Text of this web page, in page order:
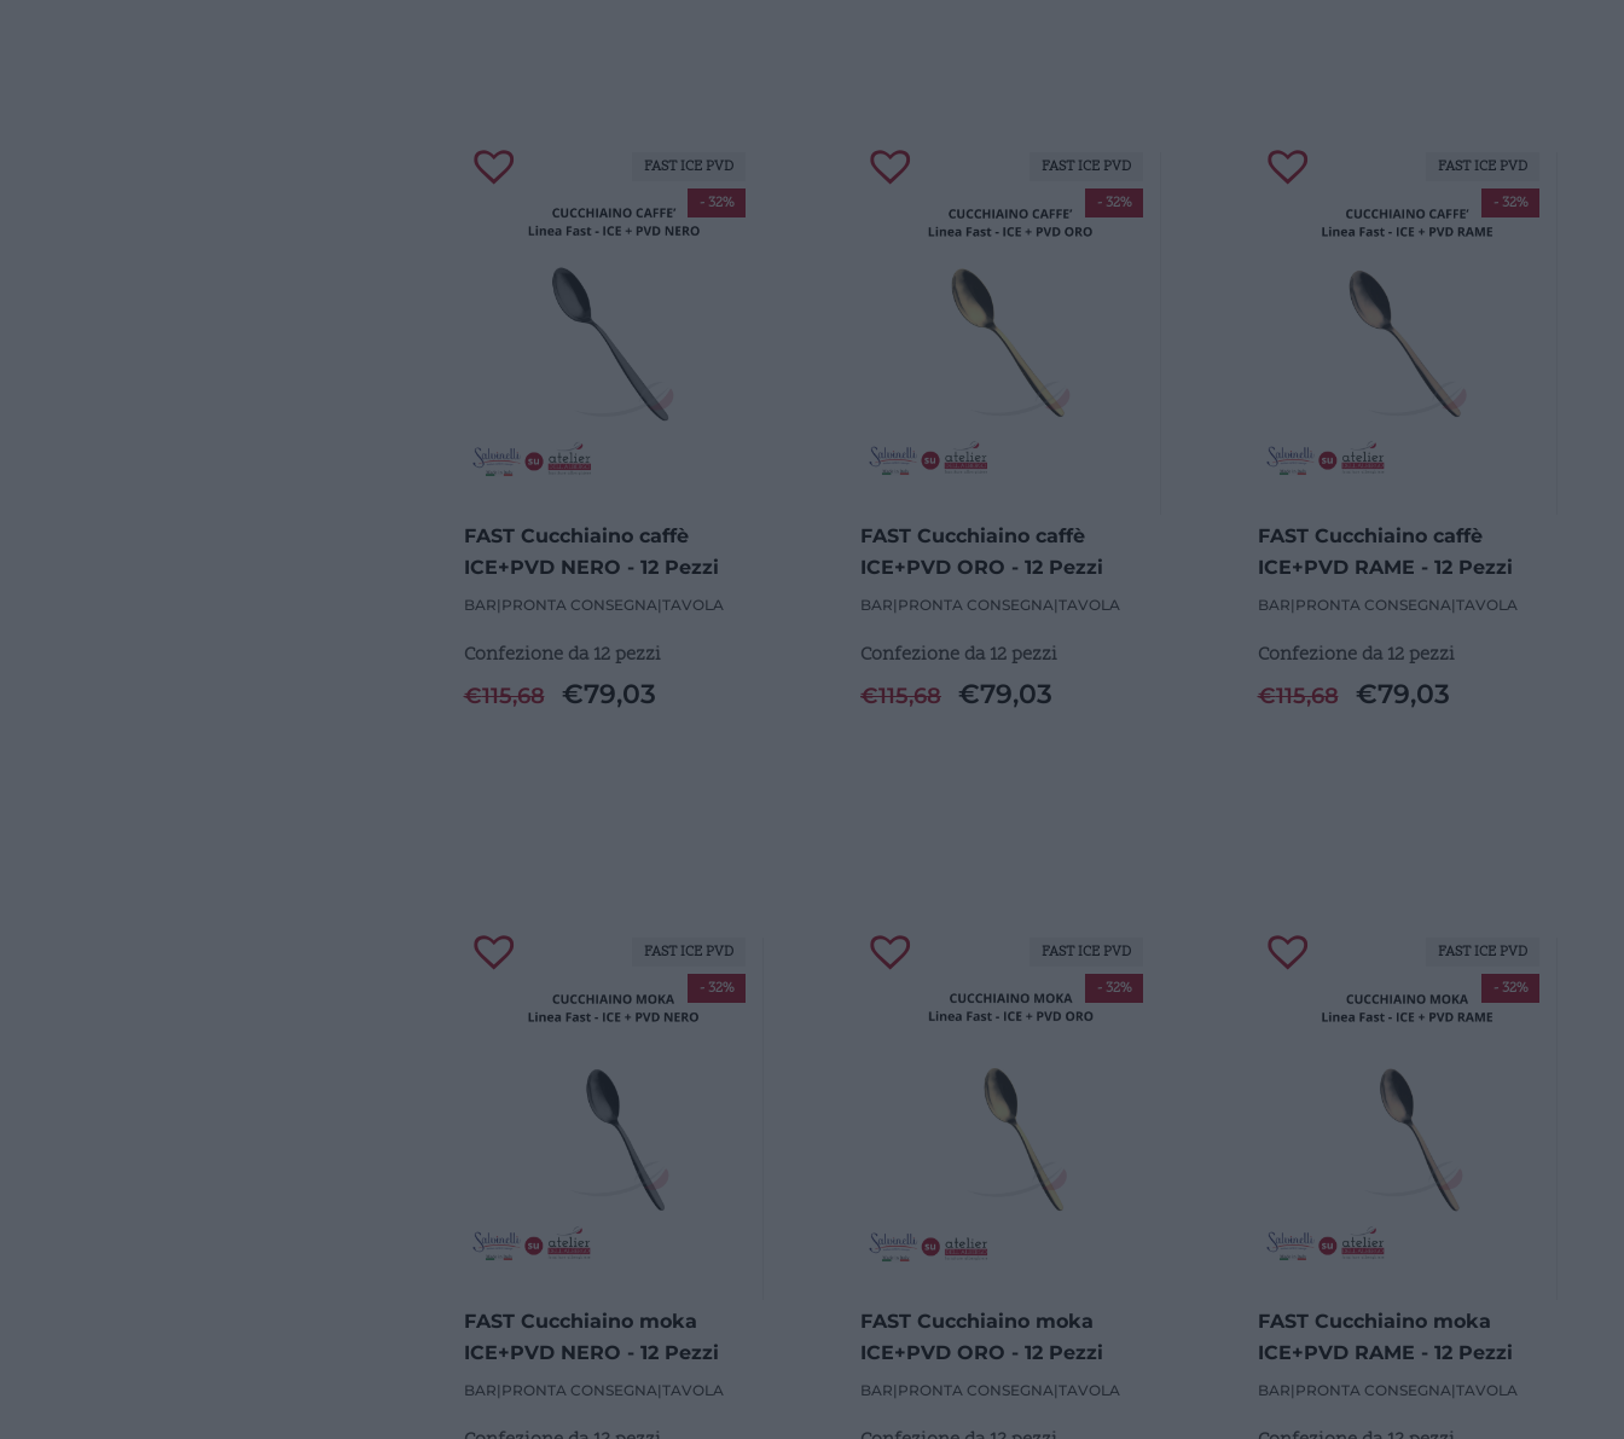
FAST Cucchiaino caffè
ICE+PVD NERO - 12 Pezzi
BAR| PRONTA CONSEGNA|TAVOLA
Confezione da 12 pezzi
€115,68 €79,03
- 32%
FAST ICE PVD
FAST Cucchiaino caffè
ICE+PVD ORO - 12 Pezzi
BAR| PRONTA CONSEGNA|TAVOLA
Confezione da 12 pezzi
€115,68 €79,03
- 32%
FAST ICE PVD
FAST Cucchiaino caffè
ICE+PVD RAME - 12 Pezzi
BAR| PRONTA CONSEGNA|TAVOLA
Confezione da 12 pezzi
€115,68 €79,03
- 32%
FAST ICE PVD
FAST Cucchiaino moka
ICE+PVD NERO - 12 Pezzi
BAR| PRONTA CONSEGNA|TAVOLA
- 32%
FAST ICE PVD
FAST Cucchiaino moka
ICE+PVD ORO - 12 Pezzi
BAR| PRONTA CONSEGNA|TAVOLA
- 32%
FAST ICE PVD
FAST Cucchiaino moka
ICE+PVD RAME - 12 Pezzi
BAR| PRONTA CONSEGNA|TAVOLA
- 32%
FAST ICE PVD